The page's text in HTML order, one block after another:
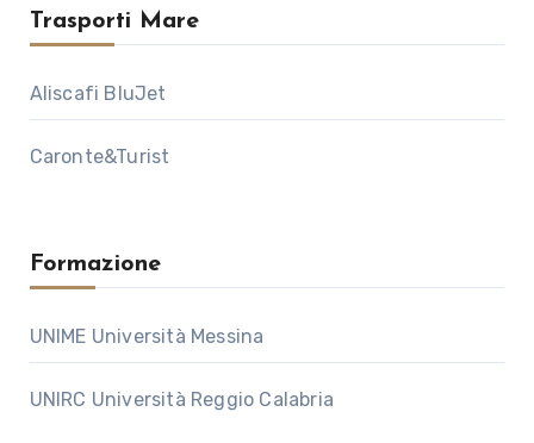
Trasporti Mare
Aliscafi BluJet
Caronte&Turist
Formazione
UNIME Università Messina
UNIRC Università Reggio Calabria